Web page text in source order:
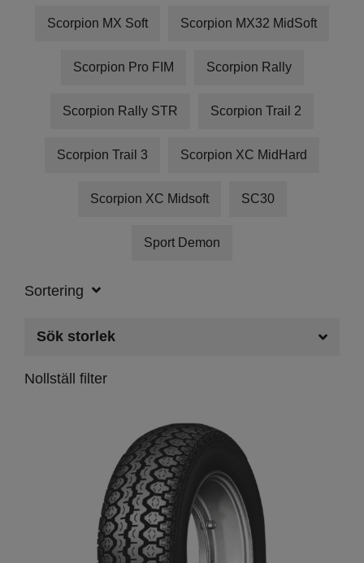
Scorpion MX Soft Scorpion MX32 MidSoft
Scorpion Pro FIM Scorpion Rally
Scorpion Rally STR Scorpion Trail 2
Scorpion Trail 3 Scorpion XC MidHard
Scorpion XC Midsoft SC30
Sport Demon
Sortering
Sök storlek
Nollställ filter